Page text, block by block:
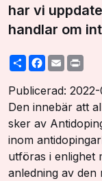
har vi
handlar om
ShareFacebook
Email
Publicerad:
Den innebär att
sker av
inom
utföras i enlighet
anledning av den